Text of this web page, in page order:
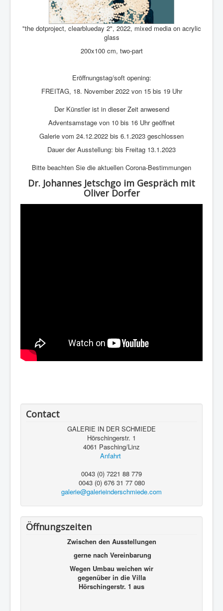
"the dotproject, clearblueday 2", 2022, mixed media on acrylic
glass
200x100 cm, two-part
Eröffnungstag/soft opening:
FREITAG, 18. November 2022 von 15 bis 19 Uhr
Der Künstler ist in dieser Zeit anwesend
Adventsamstage von 10 bis 16 Uhr geöffnet
Galerie vom 24.12.2022 bis 6.1.2023 geschlossen
Dauer der Ausstellung: bis Freitag 13.1.2023
Bitte beachten Sie die aktuellen Corona-Bestimmungen
Dr. Johannes Jetschgo im Gespräch mit
Oliver Dorfer
Contact
GALERIE IN DER SCHMIEDE
Hörschingerstr. 1
4061 Pasching/Linz
Anfahrt
0043 (0) 7221 88 779
0043 (0) 676 31 77 080
galerie@galerieinderschmiede.com
Öffnungszeiten
Zwischen den Ausstellungen
gerne nach Vereinbarung
Wegen Umbau weichen wir
gegenüber in die Villa
Hörschingerstr. 1 aus